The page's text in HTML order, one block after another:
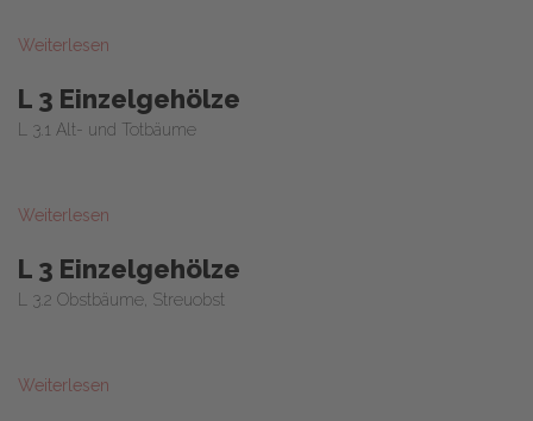
Weiterlesen
L 3 Einzelgehölze
L 3.1 Alt- und Totbäume
Weiterlesen
L 3 Einzelgehölze
L 3.2 Obstbäume, Streuobst
Weiterlesen